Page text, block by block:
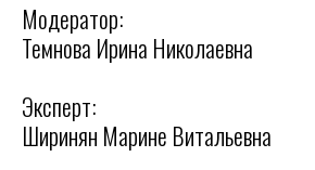
Модератор:
Темнова Ирина Николаевна
Эксперт:
Ширинян Марине Витальевна